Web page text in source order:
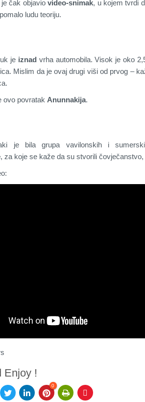
je čak objaviovideo-snimak, u kojem tvrdi
ludu teoriju.
je iznad vrha automobila. Visok je oko
Mislim da je ovaj drugi viši od prvog –
ovo povratak Anunnakija.
je bila grupa vavilonskih i
, za koje se kaže da su stvorili
Enjoy !
0